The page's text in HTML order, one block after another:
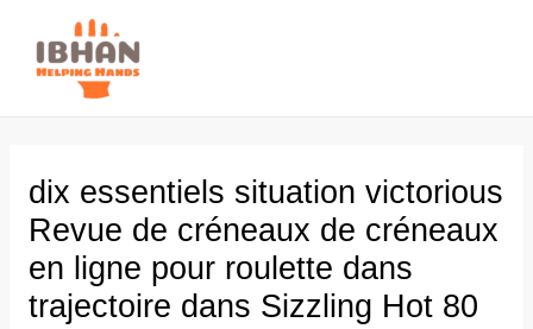
content
dix essentiels situation victorious
Revue de créneaux de créneaux
en ligne pour roulette dans
trajectoire dans Sizzling Hot 80